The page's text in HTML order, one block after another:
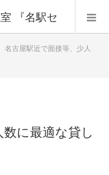
『名駅セ
名古屋駅近で面接等、少人
に最適な貸し